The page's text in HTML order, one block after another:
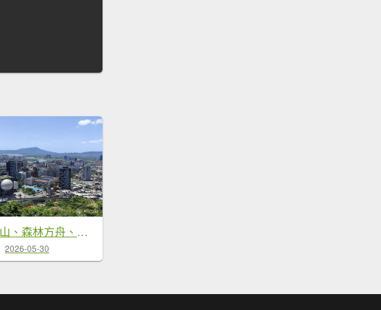
劍潭山、森林方舟、微風平台、圓山水神社、劍潭公園、八二三砲戰紀念公園
2026-05-30